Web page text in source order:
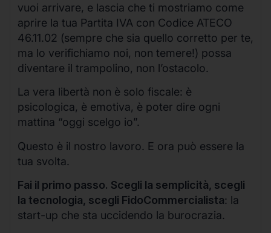
vuoi arrivare, e lascia che ti mostriamo come
aprire la tua Partita IVA con Codice ATECO
46.11.02 (sempre che sia quello corretto per te,
ma lo verifichiamo noi, non temere!) possa
diventare il trampolino, non l’ostacolo.
La vera libertà non è solo fiscale: è
psicologica, è emotiva, è poter dire ogni
mattina “oggi scelgo io”.
Questo è il nostro lavoro. E ora può essere la
tua svolta.
Fai il primo passo. Scegli la semplicità, scegli
la tecnologia, scegli FidoCommercialista: la
start-up che sta uccidendo la burocrazia.